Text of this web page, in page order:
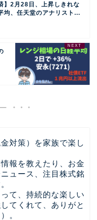
】2月28日、上昇しきれな
均、任天堂のアナリスト...
対策）を家族で楽し
報を教えたり、お金
ュース、注目株式銘
て、持続的な楽しい
てくれて、ありがと
。